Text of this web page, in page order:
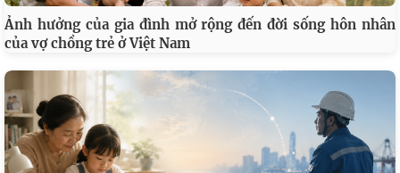
Ảnh hưởng của gia đình mở rộng đến đời sống hôn nhân
của vợ chồng trẻ ở Việt Nam